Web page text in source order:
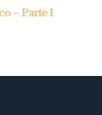
– Parte I